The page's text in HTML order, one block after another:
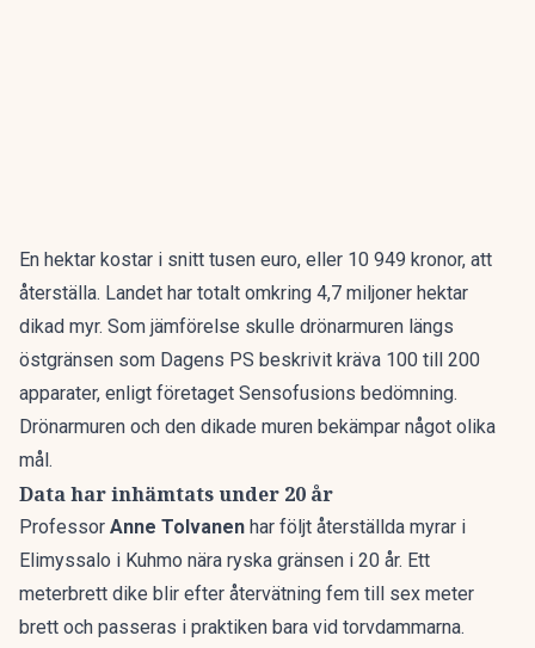
En hektar kostar i snitt tusen euro, eller 10 949 kronor, att
återställa. Landet har totalt omkring 4,7 miljoner hektar
dikad myr. Som jämförelse skulle drönarmuren längs
östgränsen som Dagens PS beskrivit kräva 100 till 200
apparater, enligt företaget Sensofusions bedömning.
Drönarmuren och den dikade muren bekämpar något olika
mål.
Data har inhämtats under 20 år
Professor Anne Tolvanen har följt återställda myrar i
Elimyssalo i Kuhmo nära ryska gränsen i 20 år. Ett
meterbrett dike blir efter återvätning fem till sex meter
brett och passeras i praktiken bara vid torvdammarna.